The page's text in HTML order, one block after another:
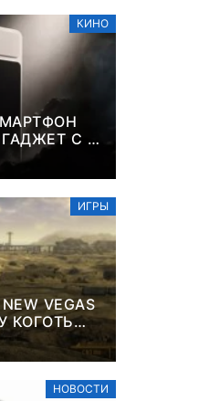
КИНО
С E-
LCD-
ИГРЫ
VEGAS
КОГОТЬ
НОВОСТИ